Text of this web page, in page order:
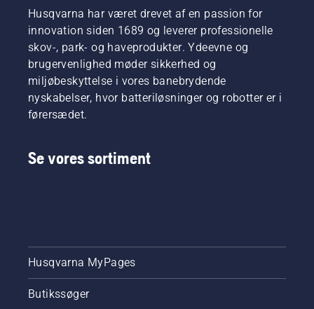
Husqvarna har været drevet af en passion for
innovation siden 1689 og leverer professionelle
skov-, park- og haveprodukter. Ydeevne og
brugervenlighed møder sikkerhed og
miljøbeskyttelse i vores banebrydende
nyskabelser, hvor batteriløsninger og robotter er i
førersædet.
Se vores sortiment
Husqvarna MyPages
Butikssøger